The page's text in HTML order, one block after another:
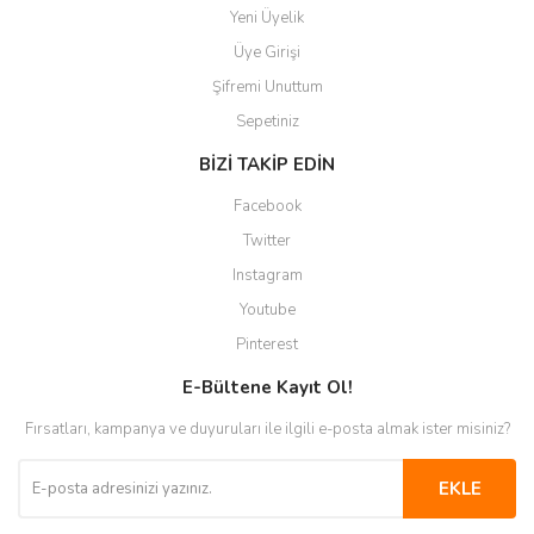
Yeni Üyelik
Üye Girişi
Şifremi Unuttum
Sepetiniz
BİZİ TAKİP EDİN
Facebook
Twitter
Instagram
Youtube
Pinterest
E-Bültene Kayıt Ol!
Fırsatları, kampanya ve duyuruları ile ilgili e-posta almak ister misiniz?
EKLE